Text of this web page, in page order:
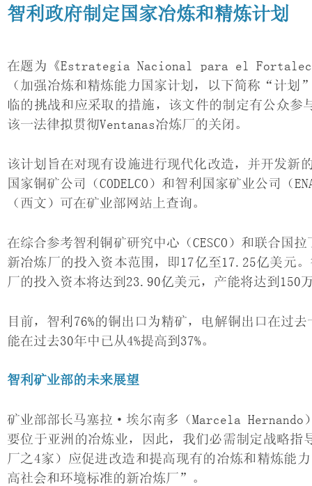
智利政府制定国家冶炼和精炼计划
在题为《Estrategia Nacional para el
（加强冶炼和精炼能力国家计划，以下简称“计
临的挑战和应采取的措施，该文件的制定有公众
该一法律拟贯彻Ventanas冶炼厂的关闭。
该计划旨在对现有设施进行现代化改造，并开发新
国家铜矿公司（CODELCO）和智利国家矿业公司（
（西文）可在矿业部网站上查询。
在综合参考智利铜矿研究中心（CESCO）和联合国
新冶炼厂的投入资本范围，即17亿至17.25亿美元
厂的投入资本将达到23.90亿美元，产能将达到150
目前，智利76%的铜出口为精矿，电解铜出口在过
能在过去30年中已从4%提高到37%。
智利矿业部的未来展望
矿业部部长马塞拉·埃尔南多（Marcela Hernando
要位于亚洲的冶炼业，因此，我们必需制定战略
厂之4家）应促进改造和提高现有的冶炼和精炼能
高社会和环境标准的新冶炼厂”。